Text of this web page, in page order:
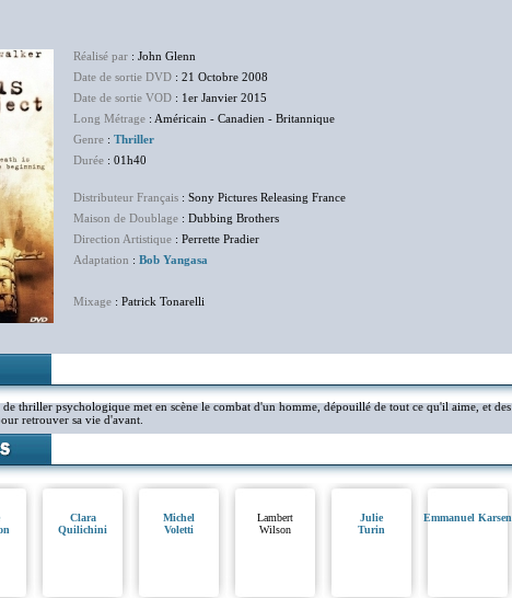
Réalisé par : John Glenn
Date de sortie DVD : 21 Octobre 2008
Date de sortie VOD : 1er Janvier 2015
Long Métrage : Américain - Canadien - Britannique
Genre : Thriller
Durée : 01h40
Distributeur Français : Sony Pictures Releasing France
Maison de Doublage : Dubbing Brothers
Direction Artistique : Perrette Pradier
Adaptation : Bob Yangasa
Mixage : Patrick Tonarelli
thriller psychologique met en scène le combat d'un homme, dépouillé de tout ce qu'il aime, et des
retrouver sa vie d'avant.
Clara
Quilichini
Michel
Voletti
Lambert
Wilson
Julie
Turin
Emmanuel Karsen